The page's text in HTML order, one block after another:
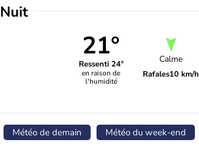
Nuit
21°
Ressenti 24°
en raison de
l'humidité
Calme
Rafales10 km/h
Météo de demain Météo du week-end